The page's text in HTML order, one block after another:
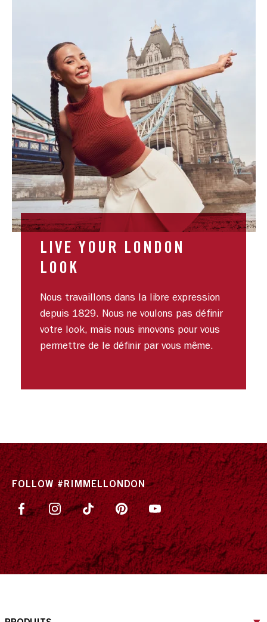
LIVE YOUR LONDON
LOOK
Nous travaillons dans la libre expression
depuis 1829. Nous ne voulons pas définir
votre look, mais nous innovons pour vous
permettre de le définir par vous même.
FOLLOW #RIMMELLONDON